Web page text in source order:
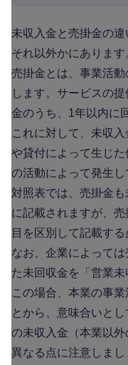
未収入金と売掛金の
それ以外かにあります
売掛金とは、事業活
します。サービスの
金のうち、1年以内に
これに対して、未収
や貸付によって生じ
の活動によって発生
対照表では、売掛金
に記載されますが、
目を区別して記載する
なお、企業によって
た未回収金を「営業未
この場合、本業の事
とから、意味合いと
の未収入金（本業以
異なる点に注意しま